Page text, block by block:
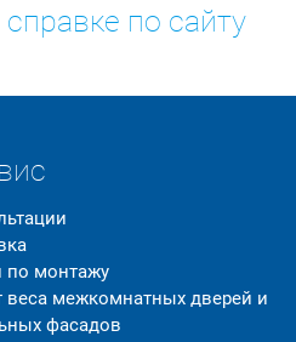
справке по сайту
по монтажу
веса межкомнатных дверей и
фасадов